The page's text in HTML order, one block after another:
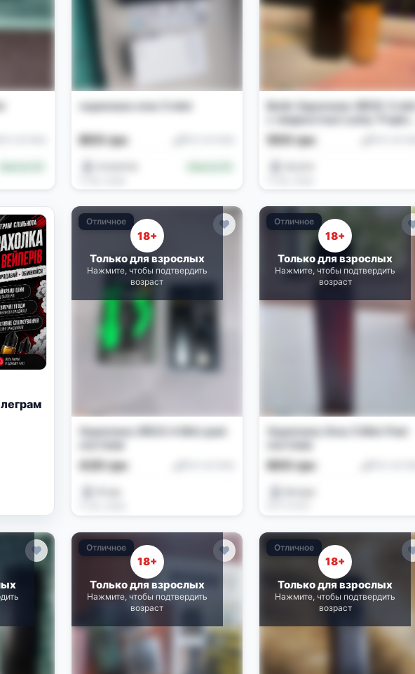
vaporesso xros 5 mini
800 грн
Вейп Vaporesso XROS 3 mini
с жидкостью Lucky Tropical
Island Cold Mango
500 грн
Отличное
18+
Только для взрослых
Нажмите, чтобы подтвердить
возраст
Vaporesso XROS 4 Mini pod-
420 грн
Отличное
18+
Только для взрослых
Нажмите, чтобы подтвердить
возраст
Vaporesso Xros 5 Mini Pod-
600 грн
Отличное
18+
Только для взрослых
Нажмите, чтобы подтвердить
возраст
Отличное
18+
Только для взрослых
Нажмите, чтобы подтвердить
возраст